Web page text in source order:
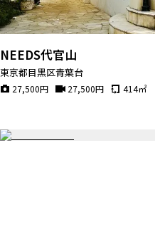
NEEDS代官山
東京都目黒区青葉台
27,500円 27,500円 414㎡